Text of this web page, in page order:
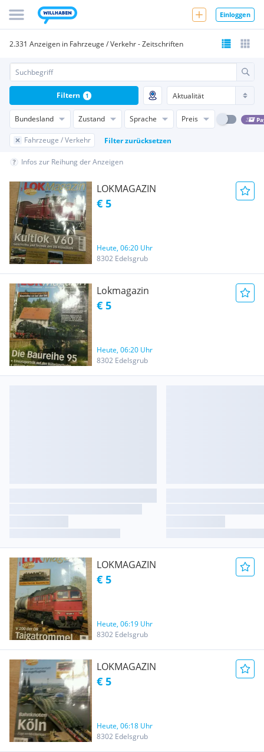
Einloggen
2.331 Anzeigen in Fahrzeuge / Verkehr - Zeitschriften
Bundesland Zustand Sprache Preis
Fahrzeuge / Verkehr Filter zurücksetzen
Filtern 1
Infos zur Reihung der Anzeigen
LOKMAGAZIN
€ 5
Heute, 06:20 Uhr
8302 Edelsgrub
Lokmagazin
€ 5
Heute, 06:20 Uhr
8302 Edelsgrub
LOKMAGAZIN
€ 5
Heute, 06:19 Uhr
8302 Edelsgrub
LOKMAGAZIN
€ 5
Heute, 06:18 Uhr
8302 Edelsgrub